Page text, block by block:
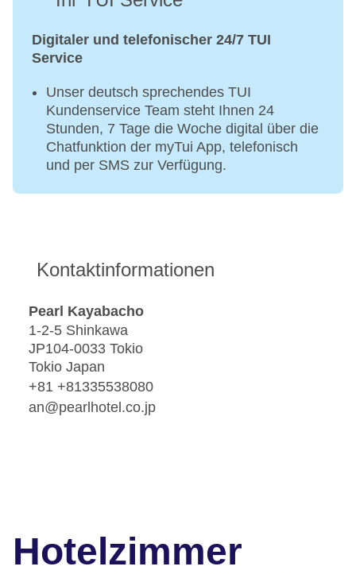
Digitaler und telefonischer 24/7 TUI
Service
Unser deutsch sprechendes TUI
Kundenservice Team steht Ihnen 24
Stunden, 7 Tage die Woche digital über die
Chatfunktion der myTui App, telefonisch
und per SMS zur Verfügung.
Kontaktinformationen
Pearl Kayabacho
1-2-5 Shinkawa
JP104-0033 Tokio
Tokio Japan
+81 +81335538080
an@pearlhotel.co.jp
Hotelzimmer